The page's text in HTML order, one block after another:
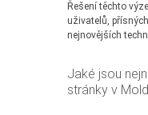
Řešení těchto
uživatelů,
nejnovějších
Jaké jsou
stránky v